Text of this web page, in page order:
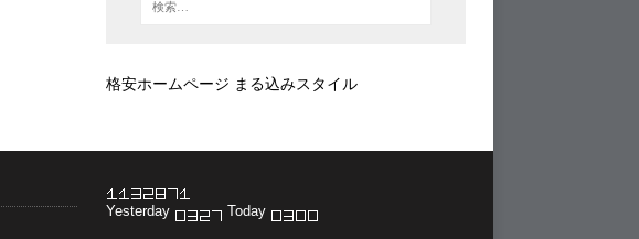
格安ホームページ まる込みスタイル
Yesterday Today